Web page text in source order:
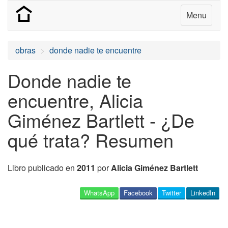
Menu
obras donde nadie te encuentre
Donde nadie te
encuentre, Alicia
Giménez Bartlett - ¿De
qué trata? Resumen
Libro publicado en 2011 porAlicia Giménez Bartlett
LinkedIn
Twitter
Facebook
WhatsApp